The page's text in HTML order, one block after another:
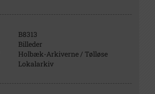
B8313
Billeder
Holbæk-Arkiverne / Tølløse
Lokalarkiv